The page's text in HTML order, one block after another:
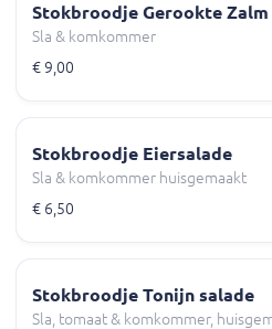
Stokbroodje Gerookte Zalm
Sla & komkommer
€ 9,00
Stokbroodje Eiersalade
Sla & komkommer huisgemaakt
€ 6,50
Stokbroodje Tonijn salade
Sla, tomaat & komkommer,